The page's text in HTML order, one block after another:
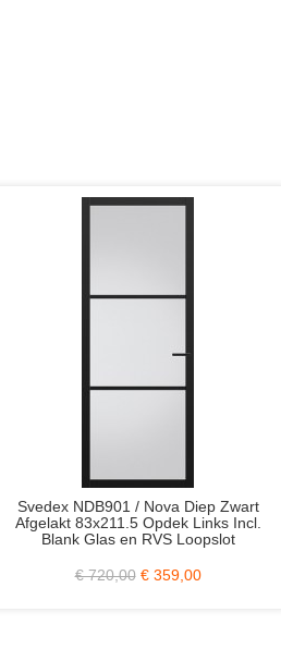
Weekamp WK6509 C3 83x201.5
Stomp Rechts Incl. Blank Glas en
Loopslot
€ 1.010,00 € 329,00